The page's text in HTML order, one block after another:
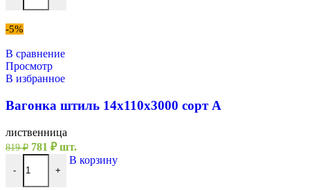
-5%
В сравнение
Просмотр
В избранное
Вагонка штиль 14х110х3000 сорт А
лиственница
819₽ Первоначальная
цена
составляла
819 ₽.
781 ₽Текущая
цена:
781 ₽.
шт.
-
Количество товара Вагонка штиль 14х110х3000 сорт А
+
В корзину